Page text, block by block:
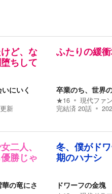
ど、な
ちして
にいく
更新
ふたりの緩衝
卒業のち、世界
★16
現代ファ
完結済 20話
二人、
勝じゃ
の竜にさ
冬、僕がド
期のハナシ
ドワーフの金塊